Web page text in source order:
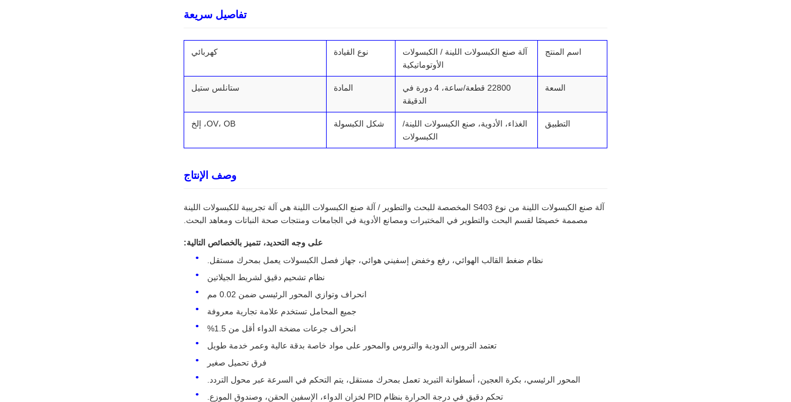
تفاصيل سريعة
اسم المنتج
آلة صنع الكبسولات اللينة / الكبسولات
الأوتوماتيكية
نوع القيادة كهربائي
السعة
22800 قطعة/ساعة، 4 دورة في
الدقيقة
المادة ستانلس ستيل
التطبيق
الغذاء، الأدوية، صنع الكبسولات اللينة/
الكبسولات
شكل الكبسولة OV، OB، إلخ
وصف الإنتاج
آلة صنع الكبسولات اللينة من نوع S403 المخصصة للبحث والتطوير / آلة صنع الكبسولات اللينة هي آلة تجريبية للكبسولات اللينة
مصممة خصيصًا لقسم البحث والتطوير في المختبرات ومصانع الأدوية في الجامعات ومنتجات صحة النباتات ومعاهد البحث.
على وجه التحديد، تتميز بالخصائص التالية:
نظام ضغط القالب الهوائي، رفع وخفض إسفيني هوائي، جهاز فصل الكبسولات يعمل بمحرك مستقل.
نظام تشحيم دقيق لشريط الجيلاتين
انحراف وتوازي المحور الرئيسي ضمن 0.02 مم
جميع المحامل تستخدم علامة تجارية معروفة
انحراف جرعات مضخة الدواء أقل من 1.5%
تعتمد التروس الدودية والتروس والمحور على مواد خاصة بدقة عالية وعمر خدمة طويل
فرق تحميل صغير
المحور الرئيسي، بكرة العجين، أسطوانة التبريد تعمل بمحرك مستقل، يتم التحكم في السرعة عبر محول التردد.
تحكم دقيق في درجة الحرارة بنظام PID لخزان الدواء، الإسفين الحقن، وصندوق الموزع.